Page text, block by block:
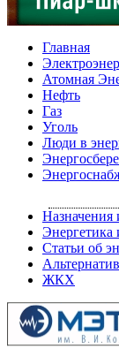
Главная
Атомная
Нефть
Газ
Уголь
Люди в
Назначения
Статьи об
ЖКХ